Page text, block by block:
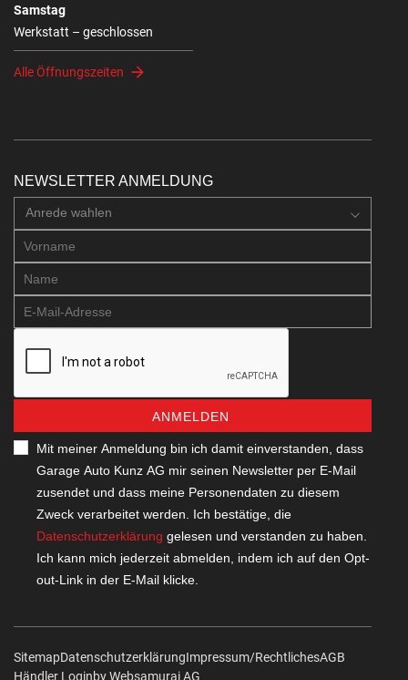
Samstag
Werkstatt – geschlossen
Alle Öffnungszeiten
NEWSLETTER ANMELDUNG
Anrede wahlen
ANMELDEN
Mit meiner Anmeldung bin ich damit einverstanden, dass
Garage Auto Kunz AG mir seinen Newsletter per E-Mail
zusendet und dass meine Personendaten zu diesem
Zweck verarbeitet werden. Ich bestätige, die
Datenschutzerklärung gelesen und verstanden zu haben.
Ich kann mich jederzeit abmelden, indem ich auf den Opt-
out-Link in der E-Mail klicke.
SitemapDatenschutzerklärungImpressum/RechtlichesAGB
Händler Loginby Web­sa­mu­rai AG